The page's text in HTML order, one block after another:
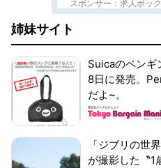
スポンサー：求人ボッ
姉妹サイト
Suicaのペンギ
8日に発売。
だよ~。
「ジブリの世
が撮影した〝1